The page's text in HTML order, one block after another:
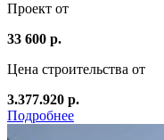
Проект от
33 600 р.
Цена строительства от
3.377.920 р.
Подробнее